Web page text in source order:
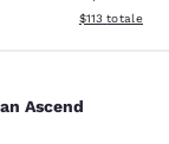
Visualizza i
$113 totale
an
Ascend